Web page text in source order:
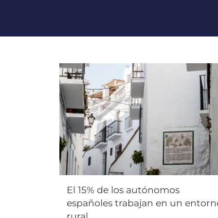
El 15% de los autónomos
españoles trabajan en un